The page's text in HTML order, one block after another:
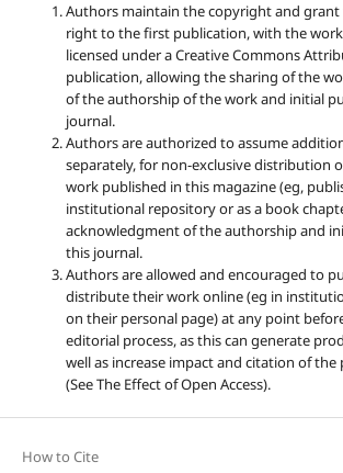
Authors maintain the copyright and
right to the first publication, with the
licensed under a Creative Commons
publication, allowing the sharing of the
of the authorship of the work and initial
journal.
Authors are authorized to assume
separately, for non-exclusive distribution
work published in this magazine (eg,
institutional repository or as a book
acknowledgment of the authorship and
this journal.
Authors are allowed and encouraged to
distribute their work online (eg in
on their personal page) at any point
editorial process, as this can generate
well as increase impact and citation of
(See The Effect of Open Access).
How to Cite